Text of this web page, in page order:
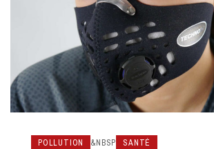
POLLUTION &NBSP SANTÉ